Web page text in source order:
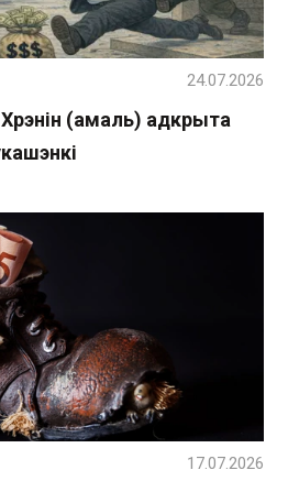
(амаль) адкрыта
24.07.2026
17.07.2026